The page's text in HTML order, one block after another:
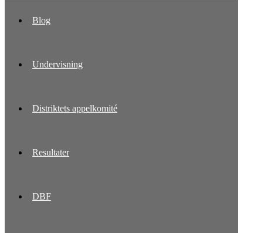
Blog
Undervisning
Distriktets appelkomité
Resultater
DBF